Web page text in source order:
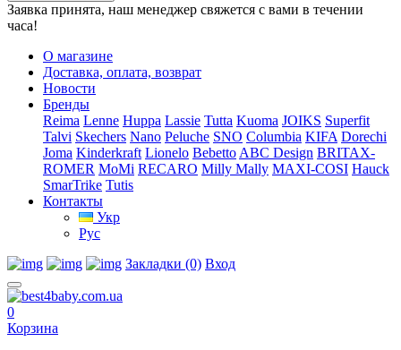
Заявка принята, наш менеджер свяжется с вами в течении
часа!
О магазине
Доставка, оплата, возврат
Новости
Бренды
Reima Lenne Huppa Lassie Tutta Kuoma JOIKS Superfit
Talvi Skechers Nano Peluche SNO Columbia KIFA Dorechi
Joma Kinderkraft Lionelo Bebetto ABC Design BRITAX-
ROMER MoMi RECARO Milly Mally MAXI-COSI Hauck
SmarTrike Tutis
Контакты
Укр
Рус
Закладки (0) Вход
0
Корзина